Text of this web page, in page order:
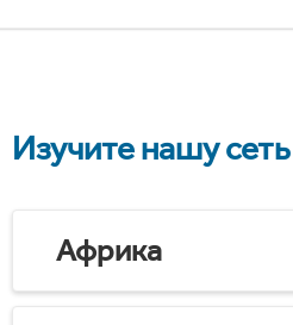
Изучите нашу
Африка